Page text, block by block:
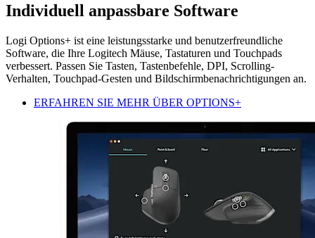
Individuell anpassbare Software
Logi Options+ ist eine leistungsstarke und benutzerfreundliche
Software, die Ihre Logitech Mäuse, Tastaturen und Touchpads
verbessert. Passen Sie Tasten, Tastenbefehle, DPI, Scrolling-
Verhalten, Touchpad-Gesten und Bildschirmbenachrichtigungen an.
ERFAHREN SIE MEHR ÜBER OPTIONS+